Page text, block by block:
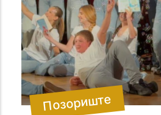
Позориште